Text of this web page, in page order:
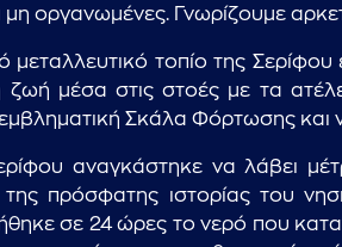
μη οργανωμένες. Γνωρίζουμε
μεταλλευτικό τοπίο της
μέσα στις στοές με τα
Σκάλα Φόρτωσης και
αναγκάστηκε να λάβει
της πρόσφατης ιστορίας του
σε 24 ώρες το νερό που